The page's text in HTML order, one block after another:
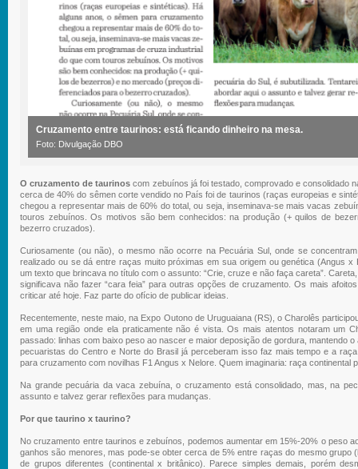
Cruzamento entre taurinos: está ficando dinheiro na mesa.
Foto: Divulgação DBO
O cruzamento de taurinos com zebuínos já foi testado, comprovado e consolidado
cerca de 40% do sêmen corte vendido no País foi de taurinos (raças europeias e
chegou a representar mais de 60% do total, ou seja, inseminava-se mais vacas
touros zebuínos. Os motivos são bem conhecidos: na produção (+ quilos de
bezerro cruzados).
Curiosamente (ou não), o mesmo não ocorre na Pecuária Sul, onde se
realizado ou se dá entre raças muito próximas em sua origem ou genética (Angus
um texto que brincava no título com o assunto: “Crie, cruze e não faça careta”.
significava não fazer “cara feia” para outras opções de cruzamento. Os mais
criticar até hoje. Faz parte do ofício de publicar ideias.
Recentemente, neste maio, na Expo Outono de Uruguaiana (RS), o Charolês
em uma região onde ela praticamente não é vista. Os mais atentos notaram um
passado: linhas com baixo peso ao nascer e maior deposição de gordura, mantendo
pecuaristas do Centro e Norte do Brasil já perceberam isso faz mais tempo e a
para cruzamento com novilhas F1 Angus x Nelore. Quem imaginaria: raça continental
Na grande pecuária da vaca zebuína, o cruzamento está consolidado, mas, na
assunto e talvez gerar reflexões para mudanças.
Por que taurino x taurino?
No cruzamento entre taurinos e zebuínos, podemos aumentar em 15%-20% o peso
ganhos são menores, mas pode-se obter cerca de 5% entre raças do mesmo
de grupos diferentes (continental x britânico). Parece simples demais, porém